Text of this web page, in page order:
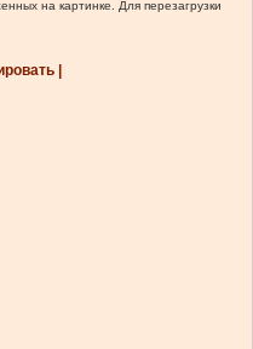
на картинке. Для перезагрузки
|